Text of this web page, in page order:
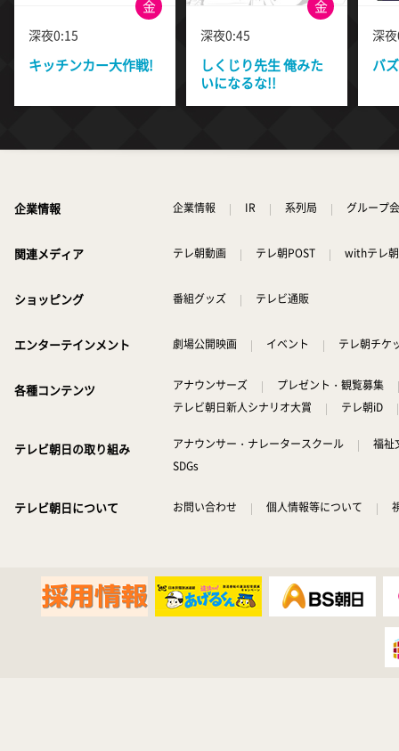
金
深夜0:15
キッチンカー大作戦!
金
深夜0:45
しくじり先生 俺みた
いになるな!!
深
バ
企業情報 企業情報 IR 系列局 グループ
関連メディア テレ朝動画 テレ朝POST withテレ朝
ショッピング 番組グッズ テレビ通販
エンターテインメント 劇場公開映画 イベント テレ朝チケ
各種コンテンツ アナウンサーズ
プレゼント・観覧募集
テレビ朝日新人シナリオ大賞
テレ朝iD
テレビ朝日の取り組み アナウンサー・ナレータースクール
福祉
SDGs
テレビ朝日について お問い合わせ 個人情報等について